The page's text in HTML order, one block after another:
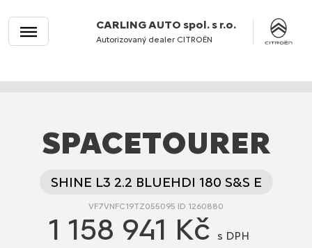
CARLING AUTO spol. s r.o.
Autorizovaný dealer CITROËN
SPACETOURER
SHINE L3 2.2 BLUEHDI 180 S&S E
VF7VNFC19TZ055095 ID 1260880
1 158 941 Kč s DPH